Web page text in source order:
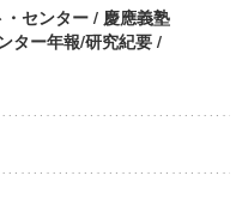
センター / 慶應義塾
ター年報/研究紀要 /